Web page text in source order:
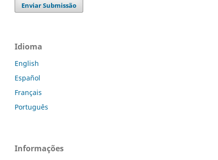
Enviar Submissão
Idioma
English
Español
Français
Português
Informações